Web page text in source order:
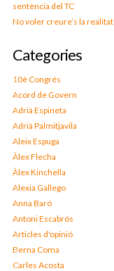
sentència del TC
No voler creure’s la realitat
Categories
10è Congrés
Acord de Govern
Adrià Espineta
Adrià Palmitjavila
Aleix Espuga
Àlex Flecha
Àlex Kinchella
Alexia Gallego
Anna Baró
Antoni Escabrós
Articles d'opinió
Berna Coma
Carles Acosta